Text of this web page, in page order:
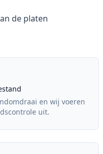
de platen
en wij voeren
uit.